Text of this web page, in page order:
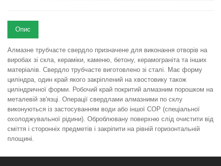
Опис
Алмазне трубчасте свердло призначене для виконання отворів на
виробах зі скла, кераміки, каменю, бетону, керамограніта та інших
матеріалів. Свердло трубчасте виготовлено зі сталі. Має форму
циліндра, один край якого закріплений на хвостовику також
циліндричної форми. Робочий край покритий алмазним порошком на
металевій зв'язці. Операції свердлами алмазними по склу
виконуються із застосуванням води або іншої СОР (спеціальної
охолоджувальної рідини). Оброблювану поверхню слід очистити від
сміття і сторонніх предметів і закріпити на рівній горизонтальній
площині.